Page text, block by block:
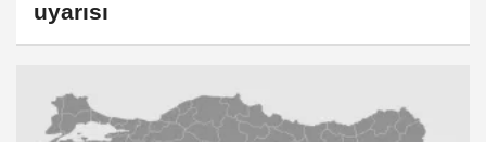
uyarısı